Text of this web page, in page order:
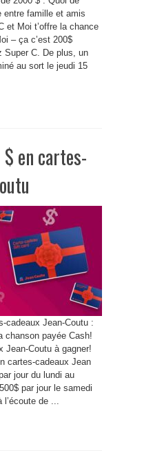
entre famille et amis
et Moi t’offre la chance
– ça c’est 200$
Super C. De plus, un
au sort le jeudi 15
en cartes-
cadeaux Jean-Coutu :
chanson payée Cash!
Jean-Coutu à gagner!
cartes-cadeaux Jean
jour du lundi au
par jour le samedi
l’écoute de ...